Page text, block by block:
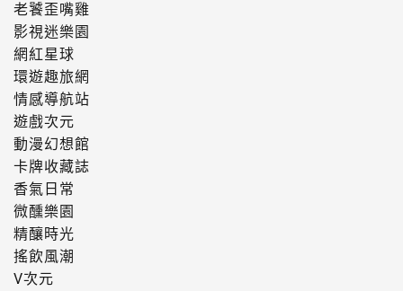
老饕歪嘴雞
影視迷樂園
網紅星球
環遊趣旅網
情感導航站
遊戲次元
動漫幻想館
卡牌收藏誌
香氣日常
微醺樂園
精釀時光
搖飲風潮
V次元